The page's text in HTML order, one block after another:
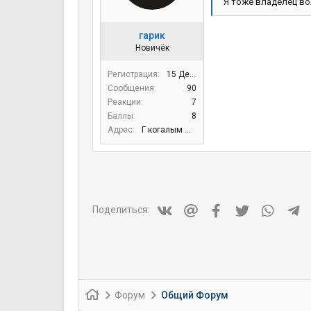
гарик
Новичёк
Регистрация
15 Дек 2020
Сообщения
90
Реакции
7
Баллы
8
Адрес
Г когалым югра
Поделиться: Vkontakte
Mail.ru Facebook
Twitter
Форум Общий Форум